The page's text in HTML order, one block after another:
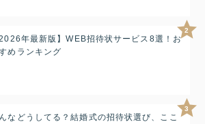
2
2026年最新版】WEB招待状サービス8選！お
めランキング
3
などうしてる？結婚式の招待状選び、ここ